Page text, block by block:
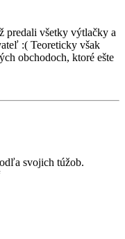
predali všetky výtlačky a
:( Teoreticky však
obchodoch, ktoré ešte
svojich túžob.